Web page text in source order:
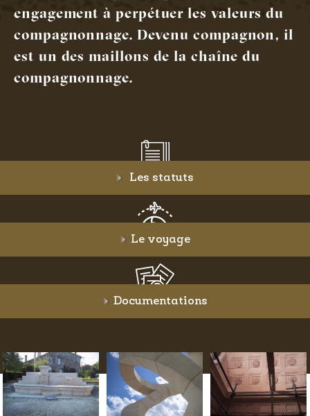
engagement à perpétuer les valeurs du
compagnonnage. Devenu compagnon, il
est un des maillons de la chaîne du
compagnonnage.
Les statuts
Le voyage
Documentations